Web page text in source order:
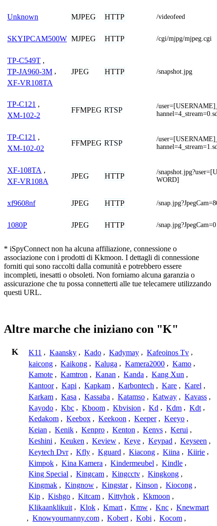
Unknown MJPEG HTTP /videofeed
SKYIPCAM500W MJPEG HTTP /cgi/mjpg/mjpeg.cgi
TP-C549T ,
TP-JA960-3M ,
XF-VR108TA
JPEG HTTP /snapshot.jpg
TP-C121 ,
XM-102-2
FFMPEG RTSP
/
TP-C121 ,
XM-102-02
FFMPEG RTSP
/
XF-108TA ,
XF-VR108A
JPEG HTTP
/
WORD]
xf9608nf JPEG HTTP /
1080P JPEG HTTP /snap.jpg?JpegCam=0
* iSpyConnect non ha alcuna affiliazione, connessione o
associazione con i prodotti di Kkmoon. I dettagli di connessione
forniti qui sono raccolti dalla comunità e potrebbero essere
incompleti, inesatti o obsoleti. Non forniamo alcuna garanzia o
assicurazione che tu possa connetterti alle tue telecamere utilizzando
questi URL.
Altre marche che iniziano con "K"
K K11 , Kaansky , Kado , Kadymay , Kafeoinos Tv ,
kaicong , Kaikong , Kaluga , Kamera2000 , Kamo ,
Kamote , Kamtron , Kanan , Kanda , Kang Xun ,
Kantoor , Kapi , Kapkam , Karbontech , Kare , Karel ,
Karkam , Kasa , Kassaba , Katamso , Katway , Kavass ,
Kayodo , Kbc , Kboom , Kbvision , Kd , Kdm , Kdt ,
Kedakom , Keebox , Keekoon , Keeper , Keeyo ,
Keian , Kenik , Kenpro , Kenton , Kenvs , Kerui ,
Keshini , Keuken , Keview , Keye , Keypad , Keyseen ,
Keytech Dvr , Kfly , Kguard , Kiacong , Kiina , Kiirie ,
Kimpok , Kina Kamera , Kindermeubel , Kindle ,
King Special , Kingcam , Kingcctv , Kingkong ,
Kingmak , Kingnow , Kingstar , Kinson , Kiocong ,
Kip , Kishgo , Kitcam , Kittyhok , Kkmoon ,
Klikaanklikuit , Klok , Kmart , Kmw , Knc , Knewmart
, Knowyournanny.com , Kobert , Kobi , Kocom ,